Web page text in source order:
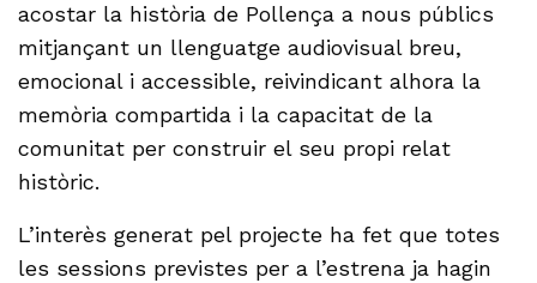
acostar la història de Pollença a nous públics
mitjançant un llenguatge audiovisual breu,
emocional i accessible, reivindicant alhora la
memòria compartida i la capacitat de la
comunitat per construir el seu propi relat
històric.
L’interès generat pel projecte ha fet que totes
les sessions previstes per a l’estrena ja hagin